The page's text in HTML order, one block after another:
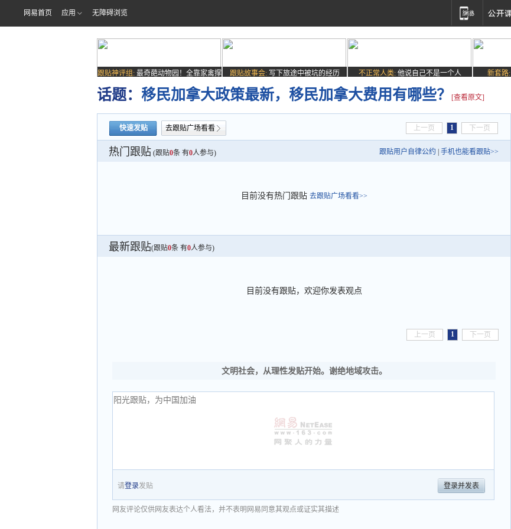
网易首页 应用 无障碍浏览
跟贴神评组: 最奇葩动物园！全靠家禽撑
场子
跟贴故事会: 写下旅途中被坑的经历 不正常人类: 他说自己不是一个人 新套路:
话题： 移民加拿大政策最新，移民加拿大费用有哪些？ [查看原文]
快速发贴 去跟贴广场看看 上一页 1 下一页
热门跟贴 (跟贴0条 有0人参与) 跟贴用户自律公约 手机也能看跟贴>>
目前没有热门跟贴 去跟贴广场看看>>
最新跟贴(跟贴0条 有0人参与)
目前没有跟贴，欢迎你发表观点
上一页 1 下一页
文明社会，从理性发贴开始。谢绝地域攻击。
请登录发贴 登录并发表
网友评论仅供网友表达个人看法，并不表明网易同意其观点或证实其描述